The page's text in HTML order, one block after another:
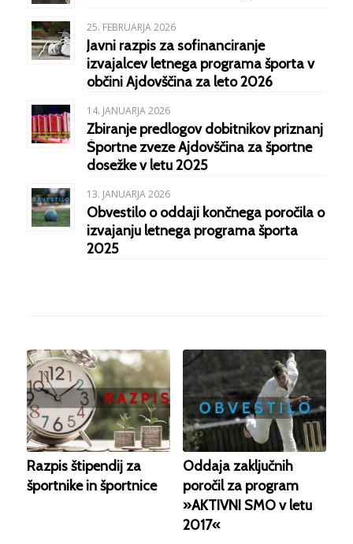
25. FEBRUARJA 2026
Javni razpis za sofinanciranje
izvajalcev letnega programa športa v
občini Ajdovščina za leto 2026
14. JANUARJA 2026
Zbiranje predlogov dobitnikov priznanj
Športne zveze Ajdovščina za športne
dosežke v letu 2025
13. JANUARJA 2026
Obvestilo o oddaji končnega poročila o
izvajanju letnega programa športa
2025
Razpis štipendij za
športnike in športnice
Oddaja zaključnih
poročil za program
»AKTIVNI SMO v letu
2017«